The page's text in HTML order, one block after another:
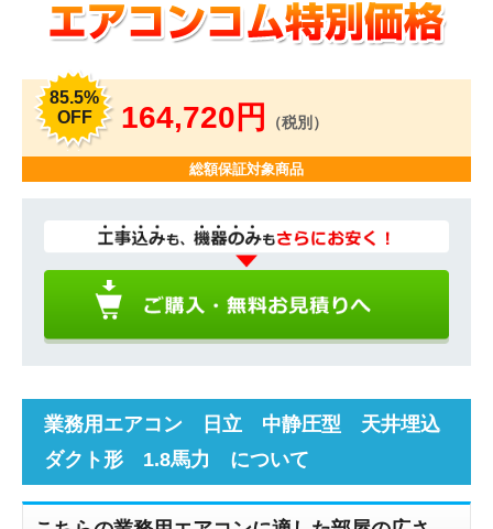
85.5%
OFF
164,720円 （税別）
総額保証対象商品
業務用エアコン 日立 中静圧型 天井埋込
ダクト形 1.8馬力 について